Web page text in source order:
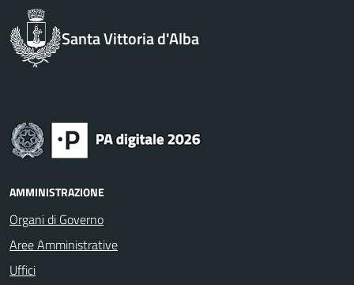
Santa Vittoria d'Alba
AMMINISTRAZIONE
Organi di Governo
Aree Amministrative
Uffici